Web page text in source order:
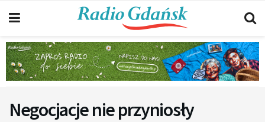
Negocjacje nie przyniosły